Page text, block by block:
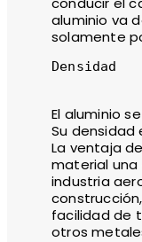
aluminio va
solamente
Densidad
El aluminio
Su densidad
La ventaja
material una
industria
facilidad de
otros